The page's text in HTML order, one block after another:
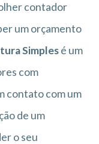
contador
um orçamento
Simplesé um
com
contato com um
de um
o seu